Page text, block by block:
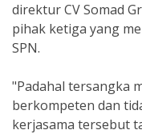
direktur CV Somad
pihak ketiga yang
SPN.
"Padahal tersangka
berkompeten dan
kerjasama tersebut